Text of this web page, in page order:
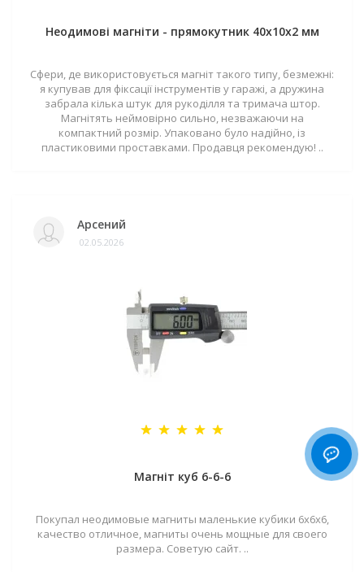
Неодимові магніти - прямокутник 40x10x2 мм
Сфери, де використовується магніт такого типу, безмежні:
я купував для фіксації інструментів у гаражі, а дружина
забрала кілька штук для рукоділля та тримача штор.
Магнітять неймовірно сильно, незважаючи на
компактний розмір. Упаковано було надійно, із
пластиковими проставками. Продавця рекомендую! ..
Арсений
02.05.2026
Магніт куб 6-6-6
Покупал неодимовые магниты маленькие кубики 6х6х6,
качество отличное, магниты очень мощные для своего
размера. Советую сайт. ..